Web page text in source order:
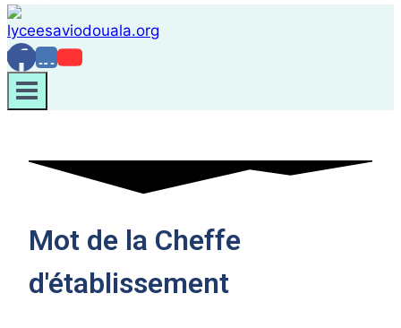
Mot de la Cheffe
d'établissement